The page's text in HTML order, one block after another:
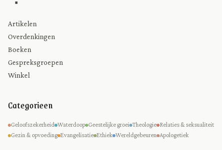
Artikelen
Overdenkingen
Boeken
Gespreksgroepen
Winkel
Categorieen
Geloofszekerheid Waterdoop Geestelijke groei Theologie Relaties & seksualiteit
Gezin & opvoeding Evangelisatie Ethiek Wereldgebeuren Apologetiek